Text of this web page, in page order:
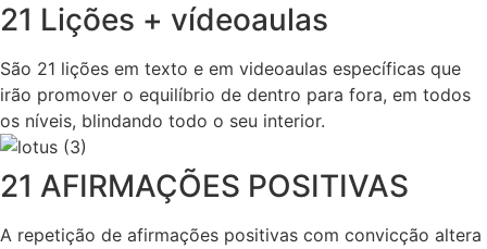
21 Lições + vídeoaulas
São 21 lições em texto e em videoaulas específicas que
irão promover o equilíbrio de dentro para fora, em todos
os níveis, blindando todo o seu interior.
21 AFIRMAÇÕES POSITIVAS
A repetição de afirmações positivas com convicção altera